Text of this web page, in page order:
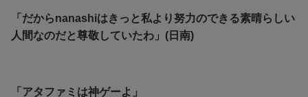
「だからnanashiはきっと私より努力のできる素晴らしい
人間なのだと尊敬していたわ」(日南)
「アタファミは神ゲーよ」